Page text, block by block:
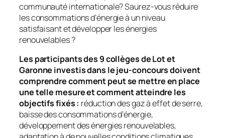
communauté internationale? Saurez-vous réduire
les consommations d’énergie à un niveau
satisfaisant et développer les énergies
renouvelables ?
Les participants des 9 collèges de Lot et
Garonne investis dans le jeu-concours doivent
comprendre comment peut se mettre en place
une telle mesure et comment atteindre les
objectifs fixés : réduction des gaz à effet de serre,
baisse des consommations d’énergie,
développement des énergies renouvelables,